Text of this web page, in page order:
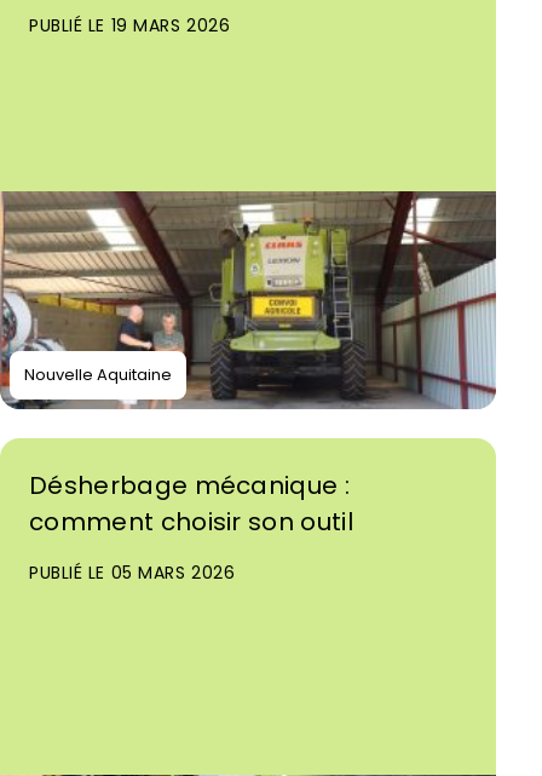
PUBLIÉ LE 19 MARS 2026
Nouvelle Aquitaine
Désherbage mécanique :
comment choisir son outil
PUBLIÉ LE 05 MARS 2026